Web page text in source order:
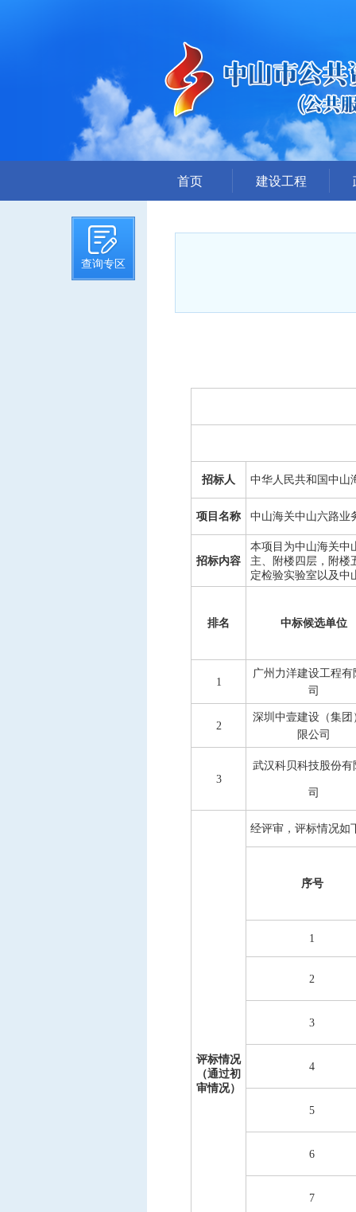
查询专区
首页 建设工程
招标文件提前公示
评标结果公示
招投标公开信息
招标人 中华人民共和国中山
项目名称 中山海关中山六路业
招标内容
本项目为中山海关中
主、附楼四层，附楼
定检验实验室以及中
排名 中标候选单位
1
广州力洋建设工程有
司
2
深圳中壹建设（集团
限公司
3
武汉科贝科技股份有
司
评标情况
（通过初
审情况）
经评审，评标情况如
序号
1
2
3
4
5
6
7